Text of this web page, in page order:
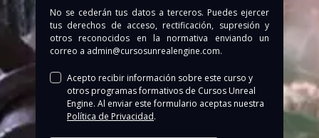
No se cederán tus datos a terceros. Puedes ejercer
tus derechos de acceso, rectificación, supresión y
otros reconocidos en la normativa enviando un
correo a admin@cursosunrealengine.com.
Acepto recibir información sobre este curso y
otros programas formativos de Cursos Unreal
Engine. Al enviar este formulario aceptas nuestra
Política de Privacidad.